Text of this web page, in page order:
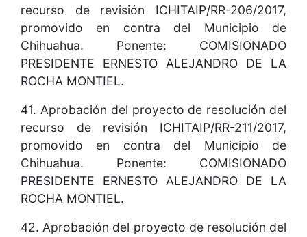
recurso de revisión ICHITAIP/RR-206/2017,
promovido en contra del Municipio de
Chihuahua. Ponente: COMISIONADO
PRESIDENTE ERNESTO ALEJANDRO DE LA
ROCHA MONTIEL.
41. Aprobación del proyecto de resolución del
recurso de revisión ICHITAIP/RR-211/2017,
promovido en contra del Municipio de
Chihuahua. Ponente: COMISIONADO
PRESIDENTE ERNESTO ALEJANDRO DE LA
ROCHA MONTIEL.
42. Aprobación del proyecto de resolución del